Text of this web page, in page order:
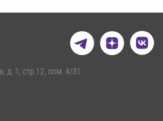
д. 1, стр.12, пом. 4/31